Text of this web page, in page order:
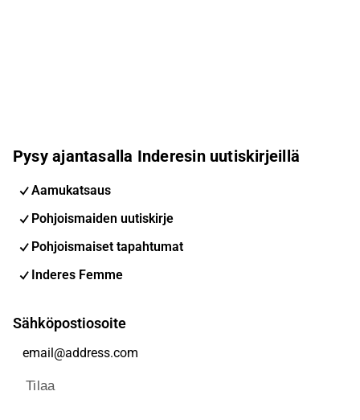
Pysy ajantasalla Inderesin uutiskirjeillä
Aamukatsaus
Pohjoismaiden uutiskirje
Pohjoismaiset tapahtumat
Inderes Femme
Sähköpostiosoite
Tilaa